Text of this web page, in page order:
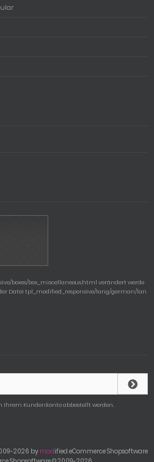
boxes/box_miscellaneous.html verändert werde
Datei tpl_modified_responsive/lang/german/lan
Ihrem Kundenkonto abbestellt werden.
2026 by modified eCommerce Shopsoftware